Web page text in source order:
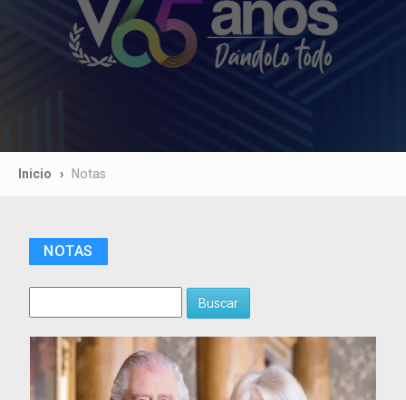
Inicio Notas
NOTAS
Buscar